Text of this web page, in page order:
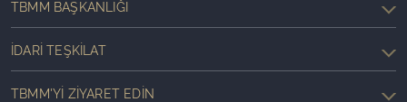
TBMM BAŞKANLIĞI
İDARI TEŞKILAT
TBMM'YI ZIYARET EDIN